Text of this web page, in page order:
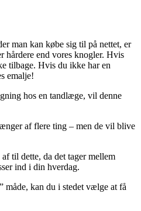
man kan købe sig til på nettet, er
hårdere end vores knogler. Hvis
tilbage. Hvis du ikke har en
emalje!
hos en tandlæge, vil denne
af flere ting – men de vil blive
til dette, da det tager mellem
ind i din hverdag.
måde, kan du i stedet vælge at få